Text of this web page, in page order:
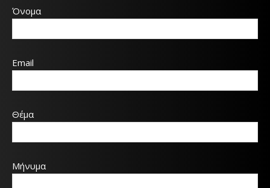
Όνομα
Email
Θέμα
Μήνυμα